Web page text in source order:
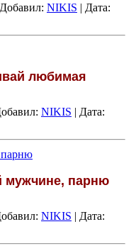
Добавил: NIKIS | Дата:
любимая
NIKIS | Дата:
мужчине, парню
NIKIS | Дата: